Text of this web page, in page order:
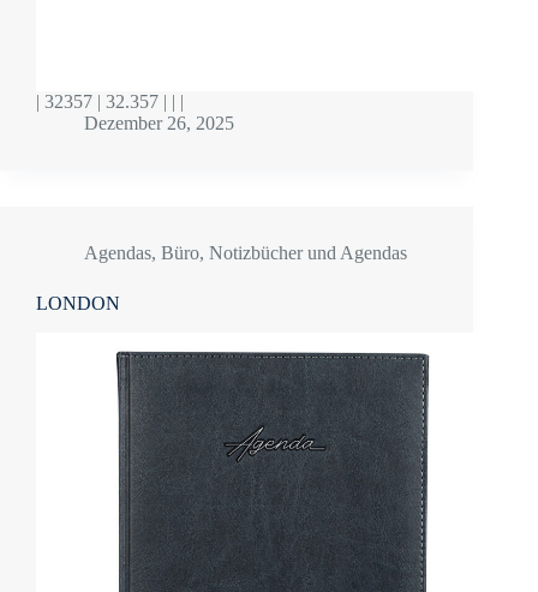
| 32357 | 32.357 | | |
Dezember 26, 2025
Agendas, Büro, Notizbücher und Agendas
LONDON